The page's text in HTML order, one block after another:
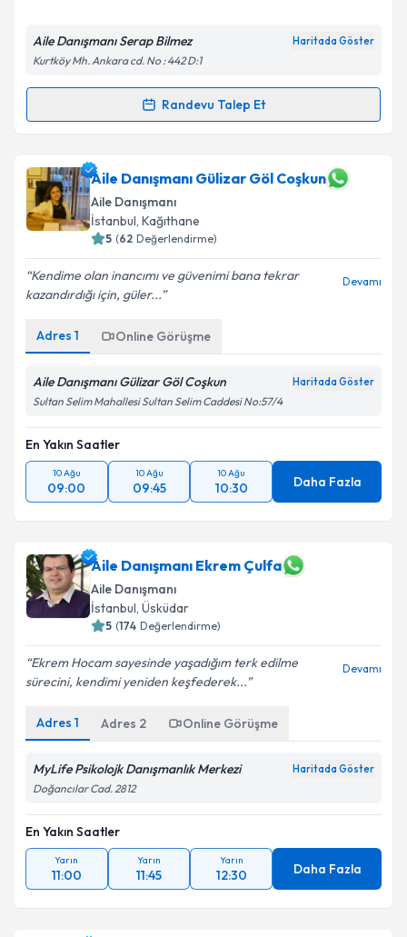
Aile Danışmanı Serap Bilmez Haritada Göster
Kurtköy Mh. Ankara cd. No : 442 D:1
Randevu Talep Et
Randevu Takvimi Talebi
Aile Danışmanı Serap Bilmeziçin randevu takvimi
talebi oluşturun. Size bu uzmandan randevu almanız
için bir takvim hazırlandığında e-posta ile
bilgilendireceğiz.
E-posta Adresiniz
Kişisel verilerimin işlenmesine ilişkinAydınlatma
kapsamda işlenmesini kabul ediyorum.
Aile Danışmanı Gülizar Göl Coşkun
Aile Danışmanı
İstanbul, Kağıthane
5 (62 Değerlendirme)
Kendime olan inancımı ve güvenimi bana tekrar
kazandırdığı için, güler...
Devamı
Adres 1 Online Görüşme
Aile Danışmanı Gülizar Göl Coşkun Haritada Göster
Sultan Selim Mahallesi Sultan Selim Caddesi No:57/4
En Yakın Saatler
10 Ağu
09:00
10 Ağu
09:45
10 Ağu
10:30 Daha Fazla
Aile Danışmanı Ekrem Çulfa
Aile Danışmanı
İstanbul, Üsküdar
5 (174 Değerlendirme)
Ekrem Hocam sayesinde yaşadığım terk edilme
sürecini, kendimi yeniden keşfederek...
Devamı
Adres 1 Adres 2 Online Görüşme
MyLife Psikolojk Danışmanlık Merkezi Haritada Göster
Doğancılar Cad. 2812
En Yakın Saatler
Yarın
11:00
Yarın
11:45
Yarın
12:30 Daha Fazla